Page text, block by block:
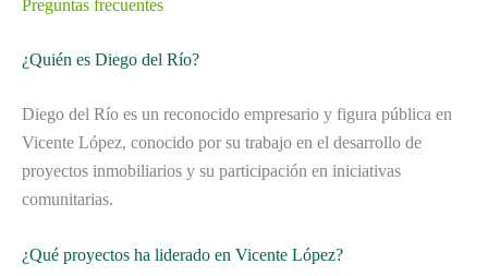
Preguntas frecuentes
¿Quién es Diego del Río?
Diego del Río es un reconocido empresario y figura pública en
Vicente López, conocido por su trabajo en el desarrollo de
proyectos inmobiliarios y su participación en iniciativas
comunitarias.
¿Qué proyectos ha liderado en Vicente López?